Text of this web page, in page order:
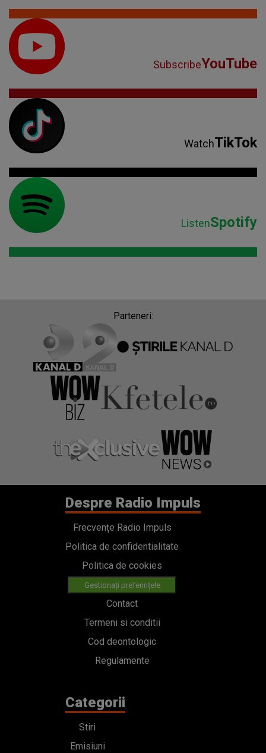
SubscribeYouTube
WatchTikTok
ListenSpotify
Parteneri:
Despre Radio Impuls
Frecvențe Radio Impuls
Politica de confidentialitate
Politica de cookies
Gestionați preferințele
Contact
Termeni si conditii
Cod deontologic
Regulamente
Categorii
Stiri
Emisiuni